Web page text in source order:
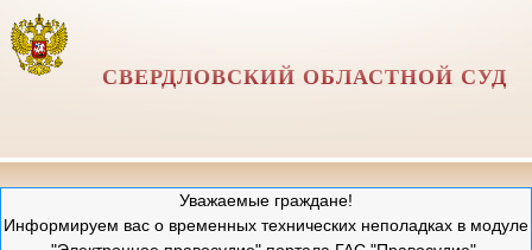
СВЕРДЛОВСКИЙ ОБЛАСТНОЙ СУД
Уважаемые граждане!
Информируем вас о временных технических неполадках в модуле